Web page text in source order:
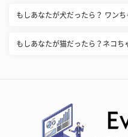
もしあなたが犬だったら？ ワン
もしあなたが猫だったら？ネコち